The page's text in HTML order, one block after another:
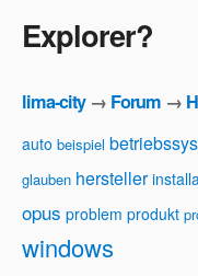
Explorer?
lima-city→ Forum →
auto beispiel
glauben hersteller
opus problem produkt
windows